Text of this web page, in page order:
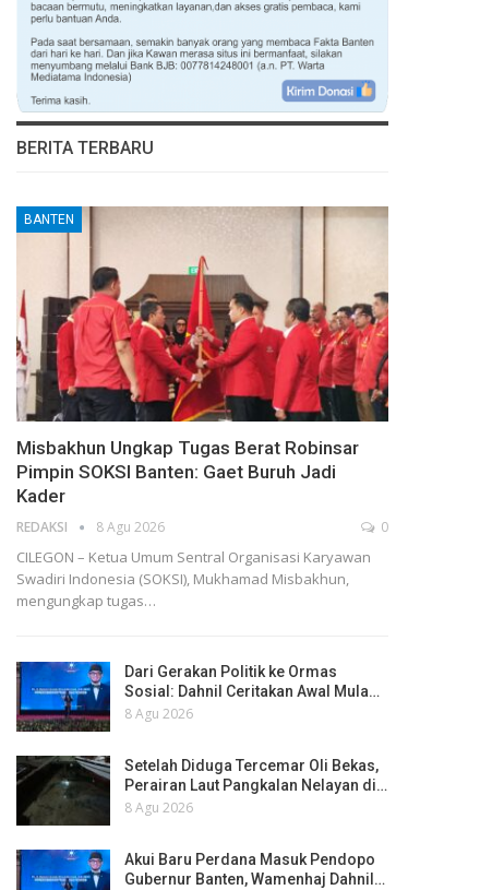
BERITA TERBARU
BANTEN
Misbakhun Ungkap Tugas Berat Robinsar
Pimpin SOKSI Banten: Gaet Buruh Jadi
Kader
REDAKSI 8 Agu 2026 0
CILEGON – Ketua Umum Sentral Organisasi Karyawan
Swadiri Indonesia (SOKSI), Mukhamad Misbakhun,
mengungkap tugas…
Dari Gerakan Politik ke Ormas
Sosial: Dahnil Ceritakan Awal Mula…
8 Agu 2026
Setelah Diduga Tercemar Oli Bekas,
Perairan Laut Pangkalan Nelayan di…
8 Agu 2026
Akui Baru Perdana Masuk Pendopo
Gubernur Banten, Wamenhaj Dahnil…